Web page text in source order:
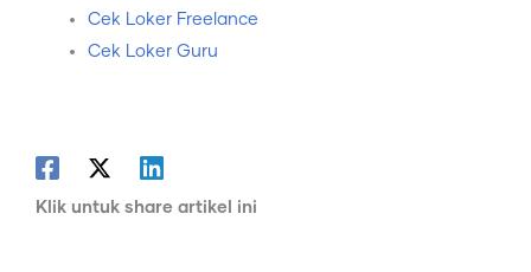
Cek Loker Freelance
Cek Loker Guru
Klik untuk share artikel ini